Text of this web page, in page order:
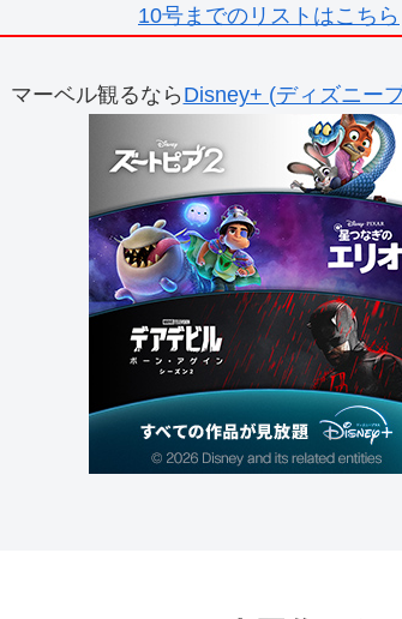
10号までのリストはこちら
マーベル観るなら Disney+ (ディズニー